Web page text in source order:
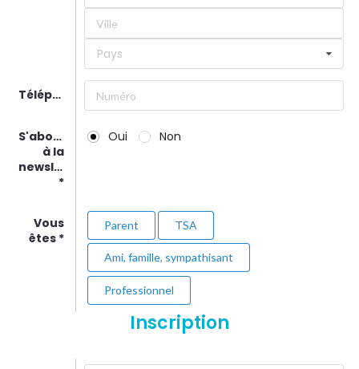
Pays
Téléphone
S'abonner
à la
newsletter
Oui Non
Vous
êtes
Parent TSA
Ami, famille, sympathisant
Professionnel
Inscription